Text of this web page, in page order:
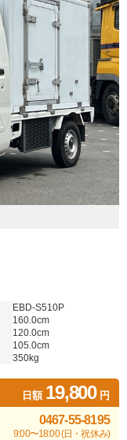
EBD-S510P
160.0cm
120.0cm
105.0cm
350kg
日額 19,800円
0467-55-8195
9:00〜18:00 (日・祝休み)